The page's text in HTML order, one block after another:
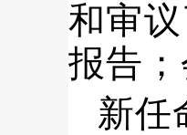
和审议
报告；
新任